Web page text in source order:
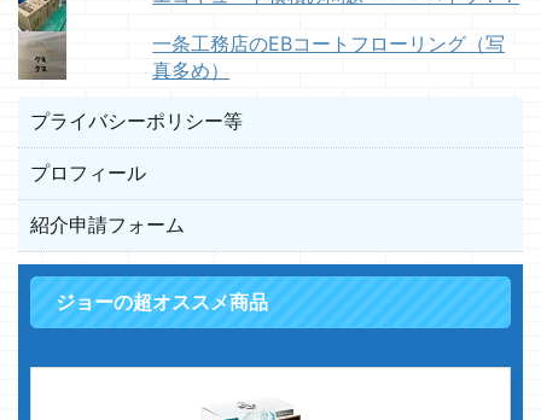
一条工務店のEBコートフローリング（写
真多め）
プライバシーポリシー等
プロフィール
紹介申請フォーム
ジョーの超オススメ商品